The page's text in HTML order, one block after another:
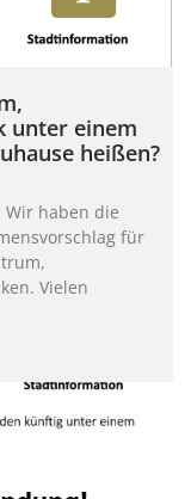
unter einem
heißen?
Wir haben die
für
Vielen